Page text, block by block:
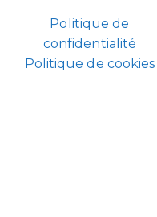
Politique de
confidentialité
Politique de cookies